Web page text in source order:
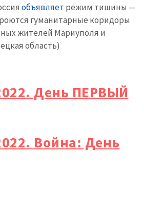
объявляет режим тишины —
гуманитарные коридоры
жителей Мариуполя и
область)
День ПЕРВЫЙ
Война: День